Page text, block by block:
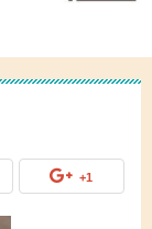
+1